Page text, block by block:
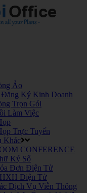
Ảo
Ký Kinh Doanh
Trọn Gói
Làm Việc
Trực Tuyến
Khác
CONFERENCE
Ký Số
Đơn Điện Tử
Điện Tử
Dịch Vụ Viễn Thông